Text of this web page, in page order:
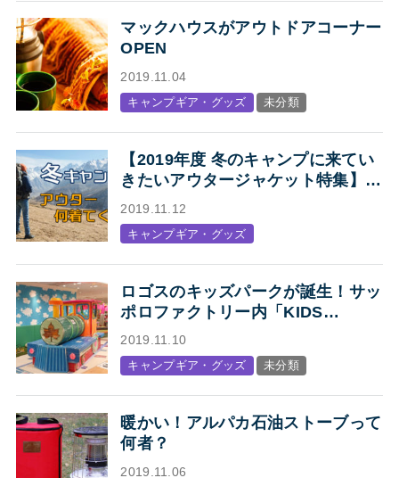
マックハウスがアウトドアコーナー
OPEN
2019.11.04
キャンプギア・グッズ 未分類
【2019年度 冬のキャンプに来てい
きたいアウタージャケット特集】キ
ャンプ・アウトドアにオススメの、
人気アウトドアブランド各社のジャ
ケットまとめ【Mens】
2019.11.12
キャンプギア・グッズ
ロゴスのキッズパークが誕生！サッ
ポロファクトリー内「KIDS
STATION produced by LOGOS」
オープン
2019.11.10
キャンプギア・グッズ 未分類
暖かい！アルパカ石油ストーブって
何者？
2019.11.06